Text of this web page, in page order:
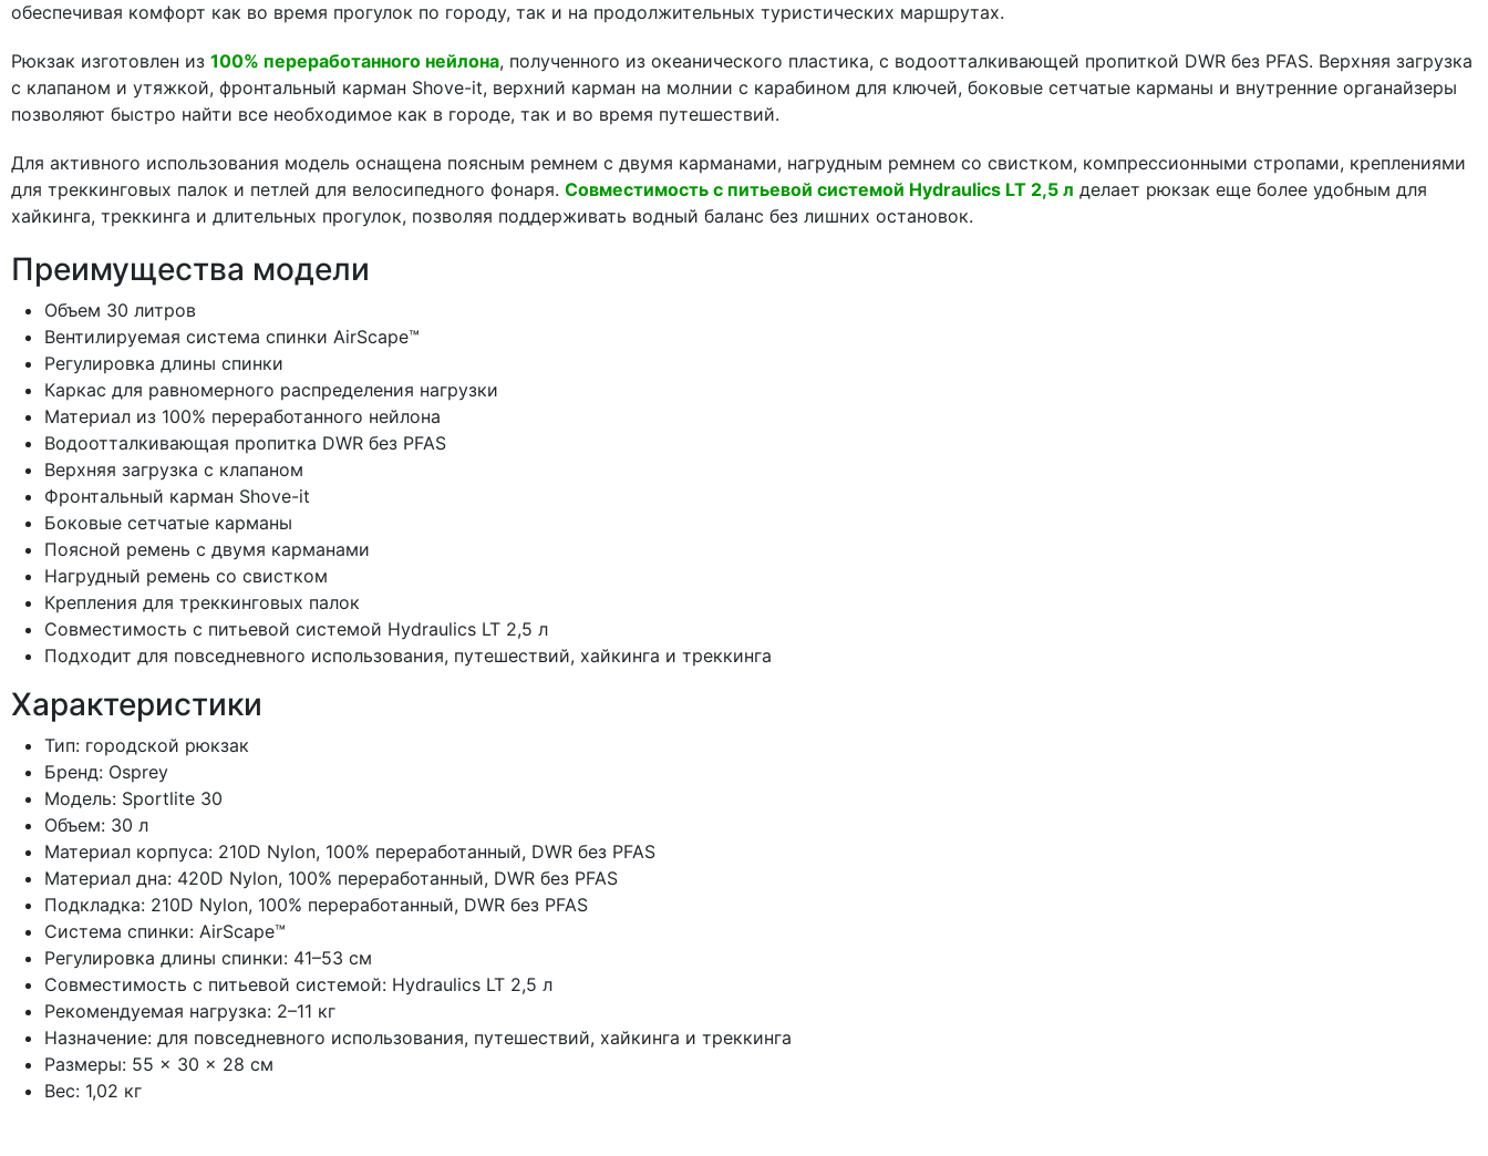
обеспечивая комфорт как во время прогулок по городу, так и на продолжительных туристических маршрутах.
Рюкзак изготовлен из 100% переработанного нейлона, полученного из океанического пластика, с водоотталкивающей пропиткой DWR без PFAS. Верхняя загрузка
с клапаном и утяжкой, фронтальный карман Shove-it, верхний карман на молнии с карабином для ключей, боковые сетчатые карманы и внутренние органайзеры
позволяют быстро найти все необходимое как в городе, так и во время путешествий.
Для активного использования модель оснащена поясным ремнем с двумя карманами, нагрудным ремнем со свистком, компрессионными стропами, креплениями
для треккинговых палок и петлей для велосипедного фонаря. Совместимость с питьевой системой Hydraulics LT 2,5 л делает рюкзак еще более удобным для
хайкинга, треккинга и длительных прогулок, позволяя поддерживать водный баланс без лишних остановок.
Преимущества модели
Объем 30 литров
Вентилируемая система спинки AirScape™
Регулировка длины спинки
Каркас для равномерного распределения нагрузки
Материал из 100% переработанного нейлона
Водоотталкивающая пропитка DWR без PFAS
Верхняя загрузка с клапаном
Фронтальный карман Shove-it
Боковые сетчатые карманы
Поясной ремень с двумя карманами
Нагрудный ремень со свистком
Крепления для треккинговых палок
Совместимость с питьевой системой Hydraulics LT 2,5 л
Подходит для повседневного использования, путешествий, хайкинга и треккинга
Характеристики
Тип: городской рюкзак
Бренд: Osprey
Модель: Sportlite 30
Объем: 30 л
Материал корпуса: 210D Nylon, 100% переработанный, DWR без PFAS
Материал дна: 420D Nylon, 100% переработанный, DWR без PFAS
Подкладка: 210D Nylon, 100% переработанный, DWR без PFAS
Система спинки: AirScape™
Регулировка длины спинки: 41–53 см
Совместимость с питьевой системой: Hydraulics LT 2,5 л
Рекомендуемая нагрузка: 2–11 кг
Назначение: для повседневного использования, путешествий, хайкинга и треккинга
Размеры: 55 × 30 × 28 см
Вес: 1,02 кг